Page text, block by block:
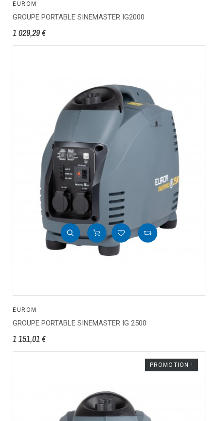
EUROM
GROUPE PORTABLE SINEMASTER IG2000
1 029,29 €
EUROM
GROUPE PORTABLE SINEMASTER IG 2500
1 151,01 €
PROMOTION !